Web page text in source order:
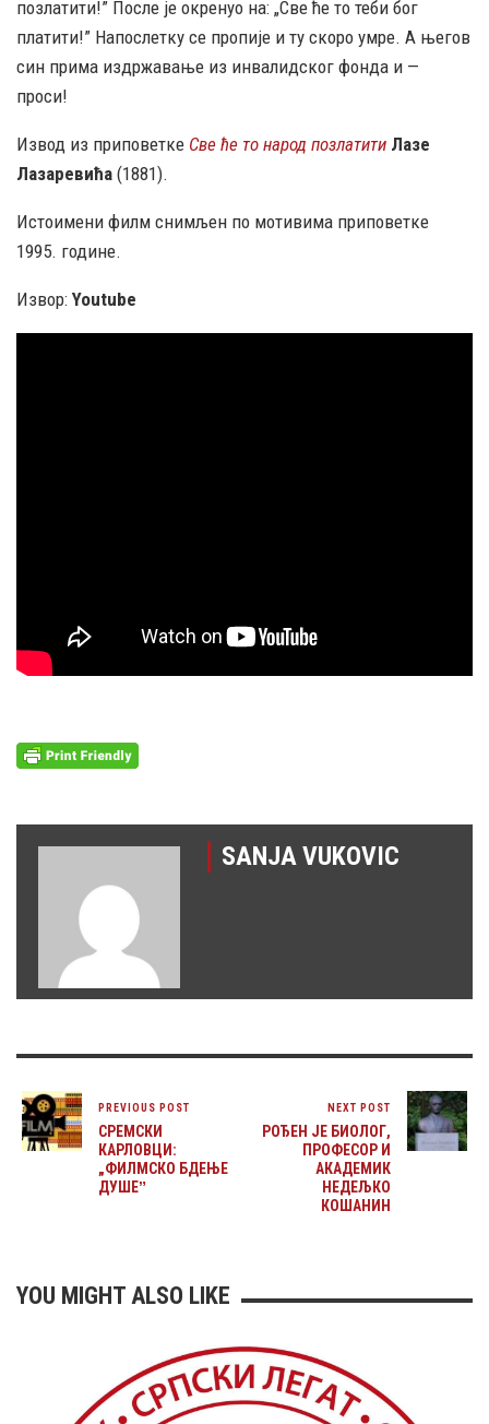
позлатити!” После је окренуо на: „Све ће то теби бог
платити!” Напослетку се пропије и ту скоро умре. А његов
син прима издржавање из инвалидског фонда и —
проси!
Извод из приповетке Све ће то народ позлатити Лазе
Лазаревића (1881).
Истоимени филм снимљен по мотивима приповетке
1995. године.
Извор: Youtube
SANJA VUKOVIC
PREVIOUS POST
СРЕМСКИ
КАРЛОВЦИ:
„ФИЛМСКО БДЕЊЕ
ДУШЕˮ
NEXT POST
РОЂЕН ЈЕ БИОЛОГ,
ПРОФЕСОР И
АКАДЕМИК
НЕДЕЉКО
КОШАНИН
YOU MIGHT ALSO LIKE